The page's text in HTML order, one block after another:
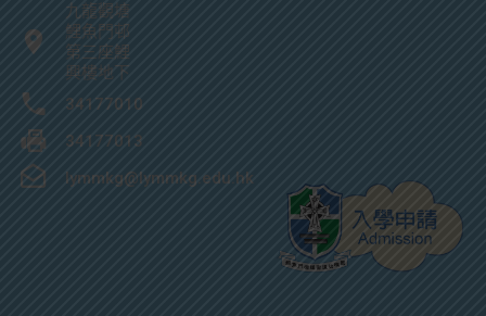
九龍觀塘
鯉魚門邨
第三座鯉
興樓地下
34177010
34177013
lymmkg@lymmkg.edu.hk